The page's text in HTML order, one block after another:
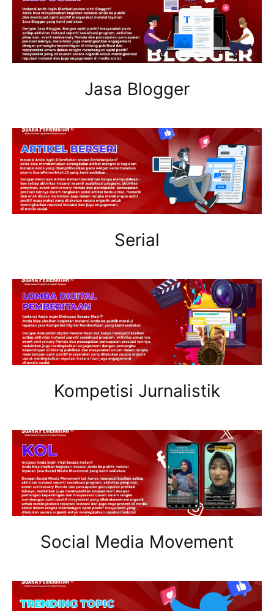
Jasa Blogger
Serial
Kompetisi Jurnalistik
Social Media Movement